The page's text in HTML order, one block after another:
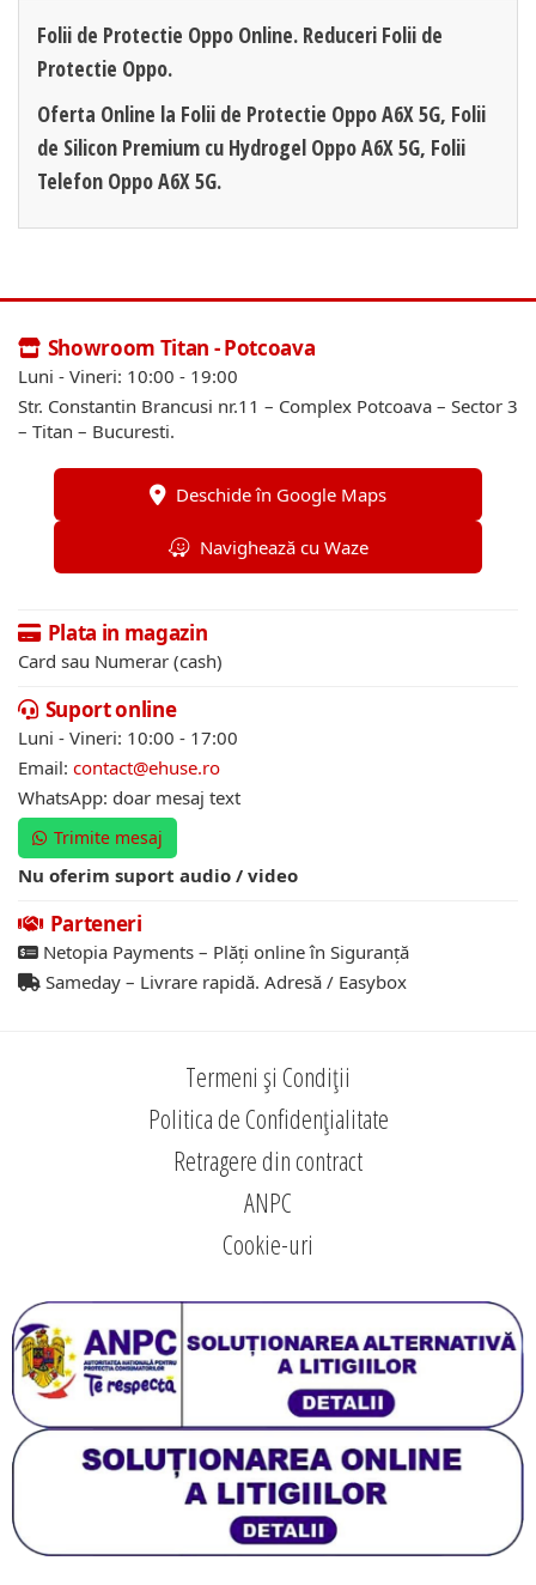
Folii de Protectie Oppo Online. Reduceri Folii de
Protectie Oppo.
Oferta Online la Folii de Protectie Oppo A6X 5G, Folii
de Silicon Premium cu Hydrogel Oppo A6X 5G, Folii
Telefon Oppo A6X 5G.
Showroom Titan - Potcoava
Luni - Vineri: 10:00 - 19:00
Str. Constantin Brancusi nr.11 – Complex Potcoava – Sector 3
– Titan – Bucuresti.
Deschide în Google Maps
Navighează cu Waze
Plata in magazin
Card sau Numerar (cash)
Suport online
Luni - Vineri: 10:00 - 17:00
Email: contact@ehuse.ro
WhatsApp: doar mesaj text
Trimite mesaj
Nu oferim suport audio / video
Parteneri
Netopia Payments – Plăți online în Siguranță
Sameday – Livrare rapidă. Adresă / Easybox
Termeni și Condiții
Politica de Confidențialitate
Retragere din contract
ANPC
Cookie-uri